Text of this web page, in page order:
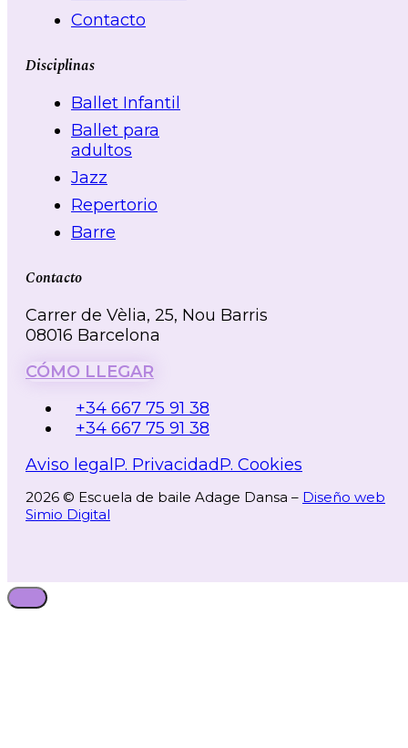
Contacto
Disciplinas
Ballet Infantil
Ballet para
adultos
Jazz
Repertorio
Barre
Contacto
Carrer de Vèlia, 25, Nou Barris
08016 Barcelona
CÓMO LLEGAR
+34 667 75 91 38
+34 667 75 91 38
Aviso legalP. PrivacidadP. Cookies
2026 © Escuela de baile Adage Dansa – Diseño web
Simio Digital